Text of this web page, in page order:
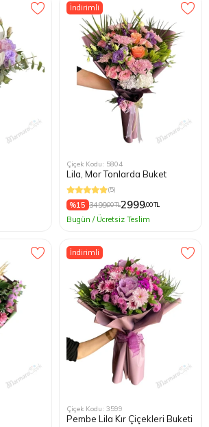
İndirimli
Çiçek Kodu: 5804
Lila, Mor Tonlarda Buket
(5)
%15 3499,00 TL2999,00 TL
Bugün / Ücretsiz Teslim
İndirimli
Çiçek Kodu: 3599
Pembe Lila Kır Çiçekleri Buketi
Şişli